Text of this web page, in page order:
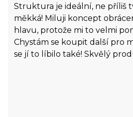
Struktura je ideální, ne příliš
měkká! Miluji koncept
hlavu, protože mi to velmi
Chystám se koupit další pro
se jí to líbilo také! Skvělý